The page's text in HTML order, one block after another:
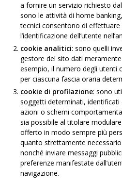
a fornire un servizio richiesto
sono le attività di home
tecnici consentono di effettuare
l’identificazione dell’utente
cookie analitici: sono quelli
gestore del sito dati
esempio, il numero degli utenti
per ciascuna fascia oraria
cookie di profilazione: sono
soggetti determinati, identificati
azioni o schemi
sia possibile al titolare
offerto in modo sempre più
quanto strettamente
nonché inviare messaggi
preferenze manifestate
navigazione.